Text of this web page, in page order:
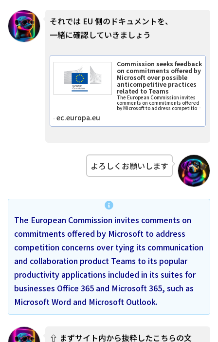
それでは EU 側のドキュメントを、
一緒に確認していきましょう
Commission seeks feedback
on commitments offered by
Microsoft over possible
anticompetitive practices
related to Teams
The European Commission invites
comments on commitments offered
by Microsoft to address competition
ec.europa.eu
よろしくお願いします
The European Commission invites comments on
commitments offered by Microsoft to address
competition concerns over tying its communication
and collaboration product Teams to its popular
productivity applications included in its suites for
businesses Office 365 and Microsoft 365, such as
Microsoft Word and Microsoft Outlook.
⇧ まずサイト内から抜粋したこちらの文